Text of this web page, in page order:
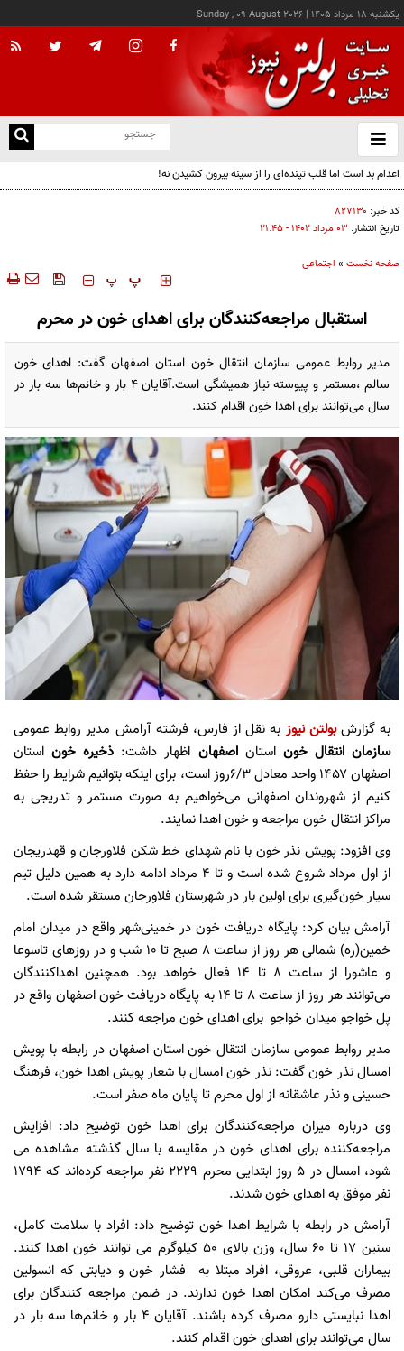
يکشنبه ۱۸ مرداد ۱۴۰۵ |
Sunday , 09 August 2026
باز
و
اعدام بد است اما قلب تپنده‌ای را از سینه بیرون کشیدن نه!
کد خبر: ۸۲۷۱۳۰
تاریخ انتشار: ۰۳ مرداد ۱۴۰۲ - ۲۱:۴۵
صفحه نخست » اجتماعی
‍‍‍ پ پ
استقبال مراجعه‌کنندگان برای اهدای خون در محرم
مدیر روابط عمومی سازمان انتقال خون استان اصفهان گفت: اهدای خون
سالم ،مستمر و پیوسته نیاز همیشگی است.آقایان 4 بار و خانم‌ها سه بار در
سال می‌توانند برای اهدا خون اقدام کنند.
به گزارشبولتن نیوز به نقل از فارس، فرشته آرامش مدیر روابط عمومی
سازمان انتقال خون استاناصفهان اظهار داشت: ذخیره خوناستان
اصفهان ۱۴۵۷ واحد معادل ۶/۳روز است، برای اینکه بتوانیم شرایط را حفظ
کنیم از شهروندان اصفهانی می‌خواهیم به صورت مستمر و تدریجی به
مراکز انتقال خون مراجعه و خون اهدا نمایند.
وی افزود: پویش نذر خون با نام شهدای خط شکن فلاورجان و قهدریجان
از اول مرداد شروع شده است و تا ۴ مرداد ادامه دارد به همین دلیل تیم
سیار خون‌گیری برای اولین بار در شهرستان فلاورجان مستقر شده است.
آرامش بیان کرد: پایگاه دریافت خون در خمینی‌شهر واقع در میدان امام
خمین(ره) شمالی هر روز از ساعت ۸ صبح تا ۱۰ شب و در روزهای تاسوعا
و عاشورا از ساعت ۸ تا ۱۴ فعال خواهد بود. همچنین اهداکنندگان
می‌توانند هر روز از ساعت ۸ تا ۱۴ به پایگاه دریافت خون اصفهان واقع در
پل خواجو میدان خواجو برای اهدای خون مراجعه کنند.
مدیر روابط عمومی سازمان انتقال خون استان اصفهان در رابطه با پویش
امسال نذر خون گفت: نذر خون امسال با شعار پویش اهدا خون، فرهنگ
حسینی و نذر عاشقانه از اول محرم تا پایان ماه صفر است.
وی درباره میزان مراجعه‌کنندگان برای اهدا خون توضیح داد: افزایش
مراجعه‌کننده برای اهدای خون در مقایسه با سال گذشته مشاهده می
شود، امسال در ۵ روز ابتدایی محرم ۲۲۲۹ نفر مراجعه کرده‌اند که ۱۷۹۴
نفر موفق به اهدای خون شدند.
آرامش در رابطه با شرایط اهدا خون توضیح داد: افراد با سلامت کامل،
سنین ۱۷ تا ۶۰ سال، وزن بالای ۵۰ کیلوگرم می توانند خون اهدا کنند.
بیماران قلبی، عروقی، افراد مبتلا به فشار خون و دیابتی که انسولین
مصرف می‌کند امکان اهدا خون ندارند. در ضمن مراجعه کنندگان برای
اهدا نبایستی دارو مصرف کرده باشند. آقایان ۴ بار و خانم‌ها سه بار در
سال می‌توانند برای اهدای خون اقدام کنند.